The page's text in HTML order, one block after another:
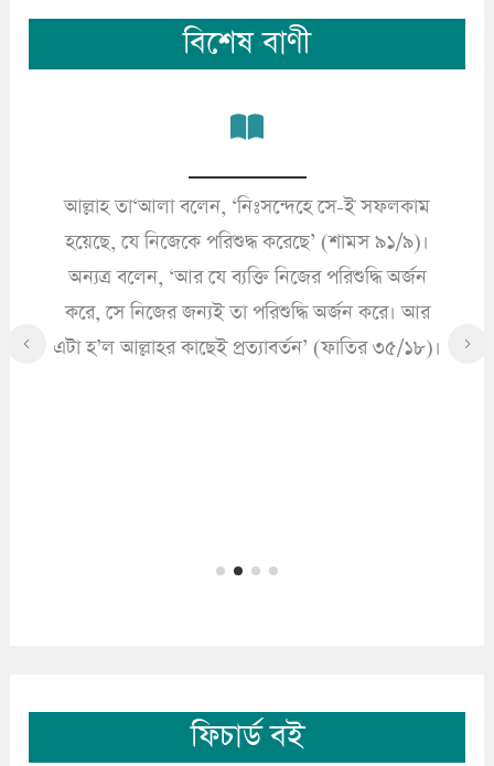
বিশেষ বাণী
আল্লাহ তা‘আলা বলেন, ‘নিঃসন্দেহে সে-ই সফলকাম
হয়েছে, যে নিজেকে পরিশুদ্ধ করেছে’ (শামস ৯১/৯)।
অন্যত্র বলেন, ‘আর যে ব্যক্তি নিজের পরিশুদ্ধি অর্জন
করে, সে নিজের জন্যই তা পরিশুদ্ধি অর্জন করে। আর
এটা হ’ল আল্লাহর কাছেই প্রত্যাবর্তন’ (ফাতির ৩৫/১৮)।
ফিচার্ড বই